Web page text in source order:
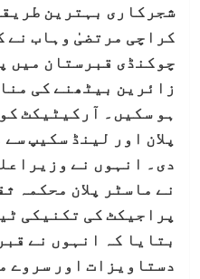
شجرکاری بہترین
کراچی مرتضیٰ وہاب نے
چوکنڈی قبرستان میں
زائرین بیٹھنے کی
ہو سکیں۔ آرکیٹیکٹ
پلان اور لینڈ سکیپ
دی۔ انہوں نے
نے ماسٹر پلان محکمہ
پراجیکٹ کی تکنیکی
بتایا کہ انہوں نے
دستاویزات اور سروے